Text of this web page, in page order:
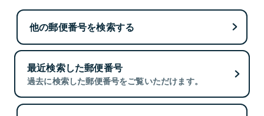
他の郵便番号を検索する
最近検索した郵便番号
過去に検索した郵便番号をご覧いただけます。